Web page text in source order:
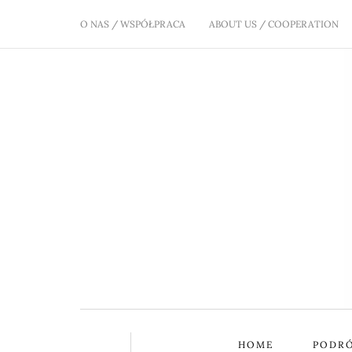
O NAS / WSPÓŁPRACA ABOUT US / COOPERATION
HOME